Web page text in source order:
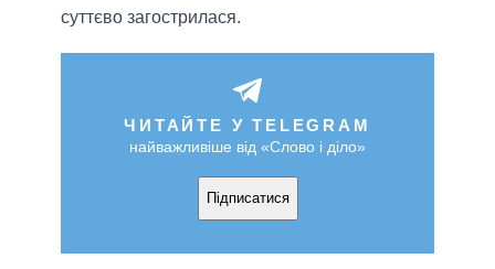
суттєво загострилася.
ЧИТАЙТЕ У TELEGRAM
найважливіше від «Слово і діло»
Підписатися